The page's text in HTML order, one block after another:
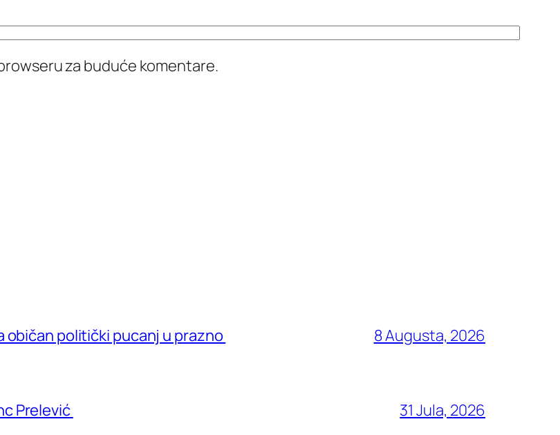
za buduće komentare.
običan politički pucanj u prazno 8 Augusta, 2026
Prelević 31 Jula, 2026